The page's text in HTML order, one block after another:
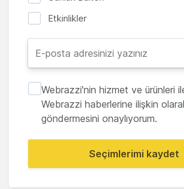
Etkinlikler
Webrazzi'nin hizmet ve ürünleri
Webrazzi haberlerine ilişkin
göndermesini onaylıyorum.
Seçimlerimi kaydet